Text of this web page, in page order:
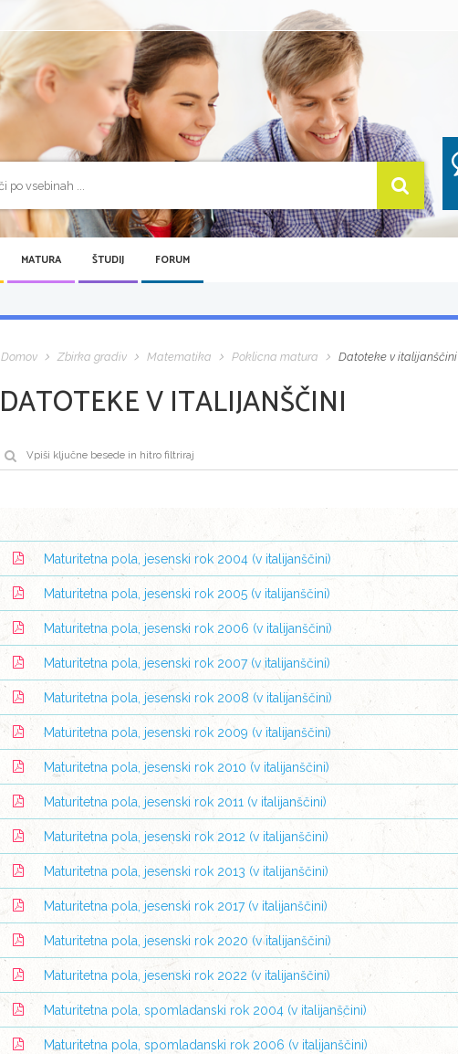
MATURA ŠTUDIJ FORUM
Domov Zbirka gradiv Matematika Poklicna matura Datoteke v italijanščini
DATOTEKE V ITALIJANŠČINI
Maturitetna pola, jesenski rok 2004 (v italijanščini)
Maturitetna pola, jesenski rok 2005 (v italijanščini)
Maturitetna pola, jesenski rok 2006 (v italijanščini)
Maturitetna pola, jesenski rok 2007 (v italijanščini)
Maturitetna pola, jesenski rok 2008 (v italijanščini)
Maturitetna pola, jesenski rok 2009 (v italijanščini)
Maturitetna pola, jesenski rok 2010 (v italijanščini)
Maturitetna pola, jesenski rok 2011 (v italijanščini)
Maturitetna pola, jesenski rok 2012 (v italijanščini)
Maturitetna pola, jesenski rok 2013 (v italijanščini)
Maturitetna pola, jesenski rok 2017 (v italijanščini)
Maturitetna pola, jesenski rok 2020 (v italijanščini)
Maturitetna pola, jesenski rok 2022 (v italijanščini)
Maturitetna pola, spomladanski rok 2004 (v italijanščini)
Maturitetna pola, spomladanski rok 2006 (v italijanščini)